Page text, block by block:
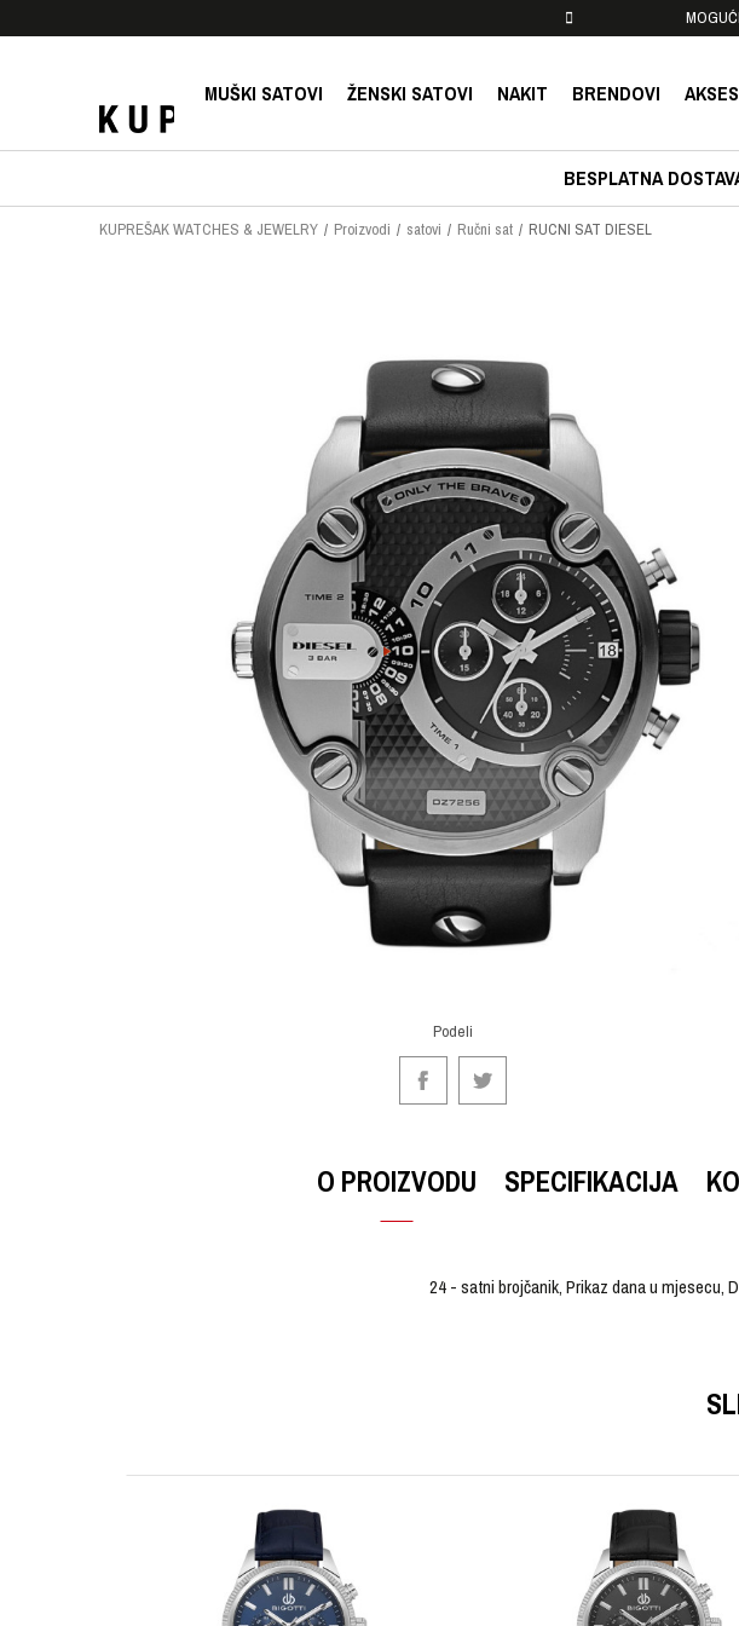
MUŠKI SATOVI ŽENSKI SATOVI NAKIT BRENDOVI
BESPLATNA
KUPREŠAK WATCHES & JEWELRY Proizvodi satovi Ručni sat RUCNI SAT DIESEL
Podeli
O PROIZVODU SPECIFIKACIJA
24 - satni brojčanik, Prikaz dana u mjesecu,